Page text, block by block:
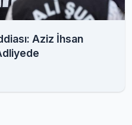
Aziz İhsan